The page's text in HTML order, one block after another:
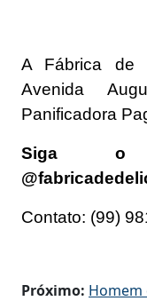
A Fábrica de
Avenida
Panificadora
Siga o
Contato: (99)
Próximo: